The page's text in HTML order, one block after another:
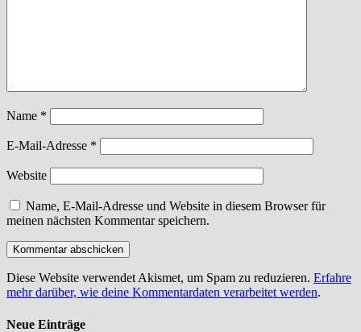
Name *
E-Mail-Adresse *
Website
Name, E-Mail-Adresse und Website in diesem Browser für
meinen nächsten Kommentar speichern.
Diese Website verwendet Akismet, um Spam zu reduzieren. Erfahre
mehr darüber, wie deine Kommentardaten verarbeitet werden.
Neue Einträge